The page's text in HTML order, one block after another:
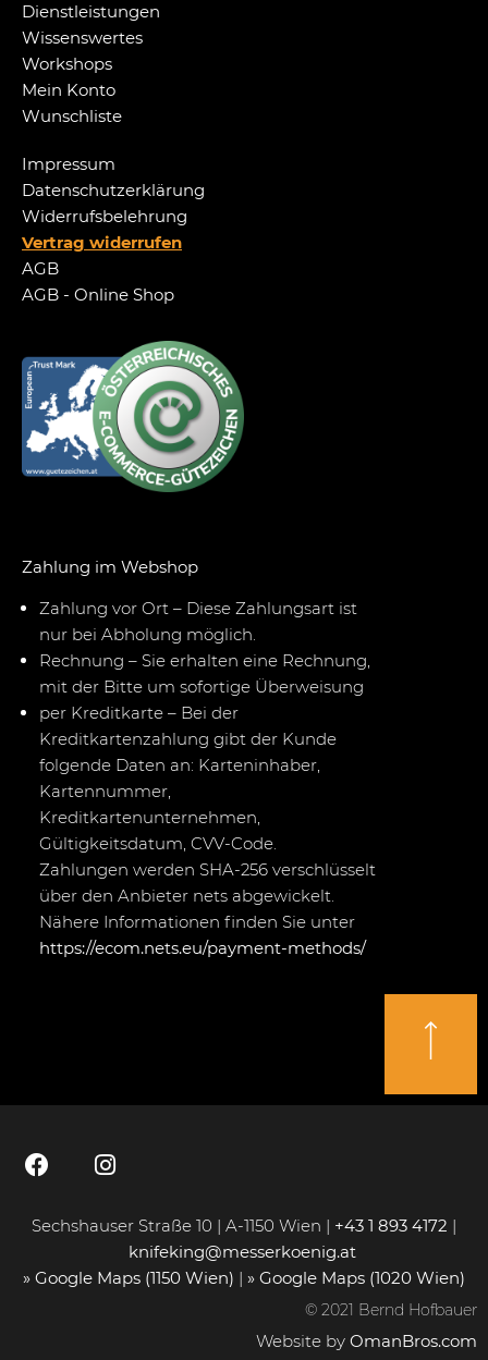
Dienstleistungen
Wissenswertes
Workshops
Mein Konto
Wunschliste
Impressum
Datenschutzerklärung
Widerrufsbelehrung
Vertrag widerrufen
AGB
AGB - Online Shop
Zahlung im Webshop
Zahlung vor Ort – Diese Zahlungsart ist
nur bei Abholung möglich.
Rechnung – Sie erhalten eine Rechnung,
mit der Bitte um sofortige Überweisung
per Kreditkarte – Bei der
Kreditkartenzahlung gibt der Kunde
folgende Daten an: Karteninhaber,
Kartennummer,
Kreditkartenunternehmen,
Gültigkeitsdatum, CVV-Code.
Zahlungen werden SHA-256 verschlüsselt
über den Anbieter nets abgewickelt.
Nähere Informationen finden Sie unter
https://ecom.nets.eu/payment-methods/
Sechshauser Straße 10 | A-1150 Wien | +43 1 893 4172 |
knifeking@messerkoenig.at
» Google Maps (1150 Wien) | » Google Maps (1020 Wien)
© 2021 Bernd Hofbauer
Website by OmanBros.com